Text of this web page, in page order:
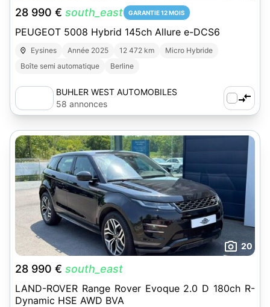
28 990 € south_east GARANTIE 12 MOIS
PEUGEOT 5008 Hybrid 145ch Allure e-DCS6
Eysines Année 2025 12 472 km
Micro Hybride
Boîte semi automatique
Berline
BUHLER WEST AUTOMOBILES
58 annonces
20
28 990 € south_east
LAND-ROVER Range Rover Evoque 2.0 D 180ch R-
Dynamic HSE AWD BVA